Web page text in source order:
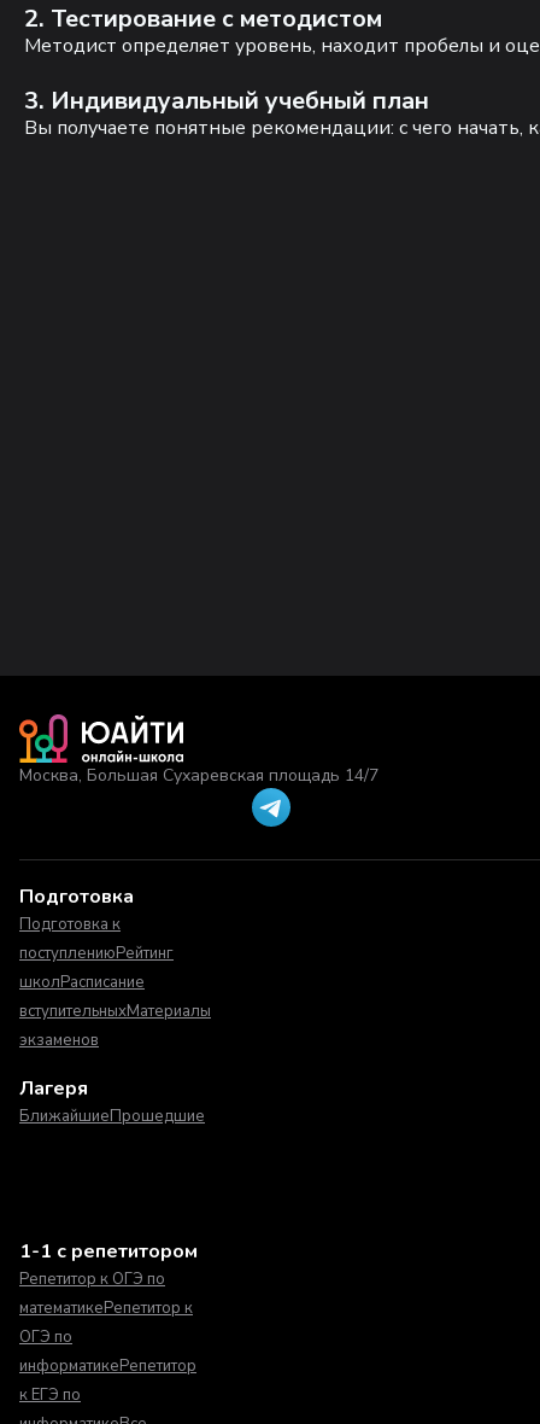
2. Тестирование с методистом
Методист определяет уровень, находит пробелы и
3. Индивидуальный учебный план
Вы получаете понятные рекомендации: с чего начать,
Москва, Большая Сухаревская площадь 14/7
Подготовка
Подготовка к
поступлениюРейтинг
школРасписание
вступительныхМатериалы
экзаменов
Лагеря
БлижайшиеПрошедшие
1-1 с репетитором
Репетитор к ОГЭ по
математикеРепетитор к
ОГЭ по
информатикеРепетитор
к ЕГЭ по